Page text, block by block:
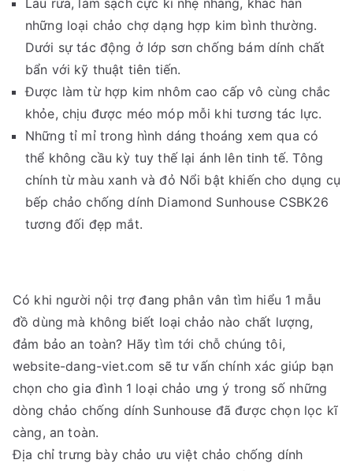
Lau rửa, làm sạch cực kì nhẹ nhàng, khác hẳn
những loại chảo chợ dạng hợp kim bình thường.
Dưới sự tác động ở lớp sơn chống bám dính chất
bẩn với kỹ thuật tiên tiến.
Được làm từ hợp kim nhôm cao cấp vô cùng chắc
khỏe, chịu được méo móp mỗi khi tương tác lực.
Những tỉ mỉ trong hình dáng thoáng xem qua có
thể không cầu kỳ tuy thế lại ánh lên tinh tế. Tông
chính từ màu xanh và đỏ Nổi bật khiến cho dụng cụ
bếp chảo chống dính Diamond Sunhouse CSBK26
tương đối đẹp mắt.
Có khi người nội trợ đang phân vân tìm hiểu 1 mẫu
đồ dùng mà không biết loại chảo nào chất lượng,
đảm bảo an toàn? Hãy tìm tới chỗ chúng tôi,
website-dang-viet.com sẽ tư vấn chính xác giúp bạn
chọn cho gia đình 1 loại chảo ưng ý trong số những
dòng chảo chống dính Sunhouse đã được chọn lọc kĩ
càng, an toàn.
Địa chỉ trưng bày chảo ưu việt chảo chống dính